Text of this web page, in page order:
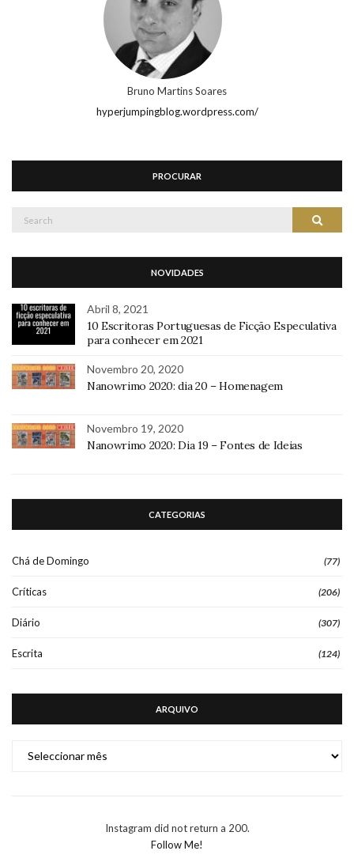
Bruno Martins Soares
hyperjumpingblog.wordpress.com/
PROCURAR
Search
NOVIDADES
Abril 8, 2021
10 Escritoras Portuguesas de Ficção Especulativa
para conhecer em 2021
Novembro 20, 2020
Nanowrimo 2020: dia 20 – Homenagem
Novembro 19, 2020
Nanowrimo 2020: Dia 19 – Fontes de Ideias
CATEGORIAS
Chá de Domingo (77)
Críticas (206)
Diário (307)
Escrita (124)
ARQUIVO
Instagram did not return a 200.
Follow Me!